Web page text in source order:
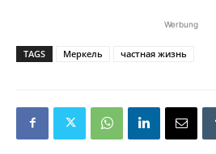
Werbung
TAGS Меркель частная жизнь